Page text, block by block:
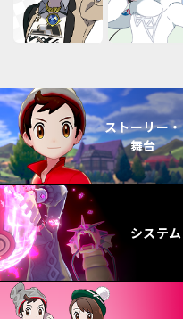
ストーリー・
舞台
システム